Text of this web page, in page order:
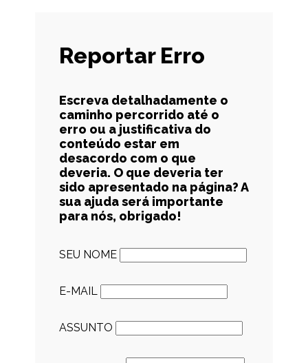
Reportar Erro
Escreva detalhadamente o
caminho percorrido até o
erro ou a justificativa do
conteúdo estar em
desacordo com o que
deveria. O que deveria ter
sido apresentado na página? A
sua ajuda será importante
para nós, obrigado!
SEU NOME
E-MAIL
ASSUNTO